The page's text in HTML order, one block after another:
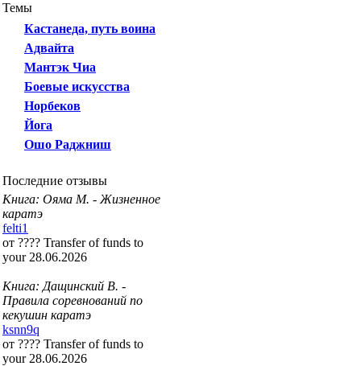
Темы
Кастанеда, путь воина
Адвайта
Мантэк Чиа
Боевые искусства
Норбеков
Йога
Ошо Раджниш
Последние отзывы
Книга: Ояма М. - Жизненное
каратэ
felti1
от ???? Transfer of funds to
your 28.06.2026
Книга: Дащинский В. -
Правила соревнований по
кекушин каратэ
ksnn9q
от ???? Transfer of funds to
your 28.06.2026